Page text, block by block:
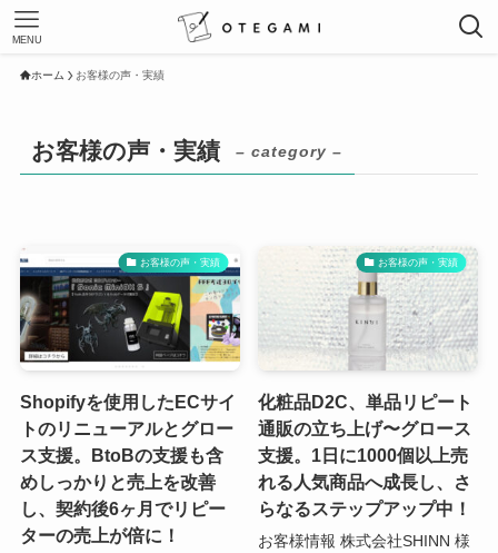
MENU
ホーム お客様の声・実績
お客様の声・実績 – category –
お客様の声・実績
Shopifyを使用したECサイ
トのリニューアルとグロー
ス支援。BtoBの支援も含
めしっかりと売上を改善
し、契約後6ヶ月でリピー
ターの売上が倍に！
お客様の声・実績
化粧品D2C、単品リピート
通販の立ち上げ〜グロース
支援。1日に1000個以上売
れる人気商品へ成長し、さ
らなるステップアップ中！
お客様情報 株式会社SHINN 様